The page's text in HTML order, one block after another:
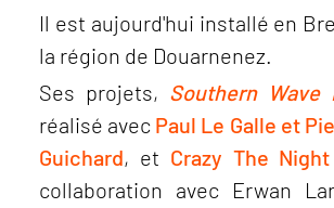
Il est aujourd'hui installé en
la région de Douarnenez.
Ses projets, Southern Wave
réalisé avec Paul Le Galle et
Guichard, et Crazy The
collaboration avec Erwan